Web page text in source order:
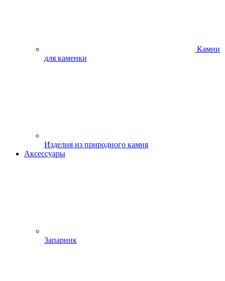
Камни
для каменки
Изделия из природного камня
Аксессуары
Запарник